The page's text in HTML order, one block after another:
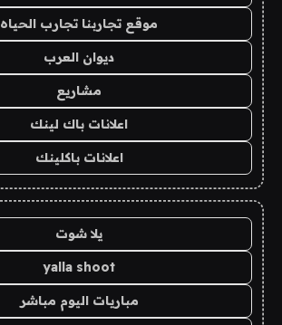
موقع تجاربنا تجارب الحياه
ديوان العرب
مشاريع
اعلانات باك لينك
اعلانات باكلينك
يلا شوت
yalla shoot
مباريات اليوم مباشر